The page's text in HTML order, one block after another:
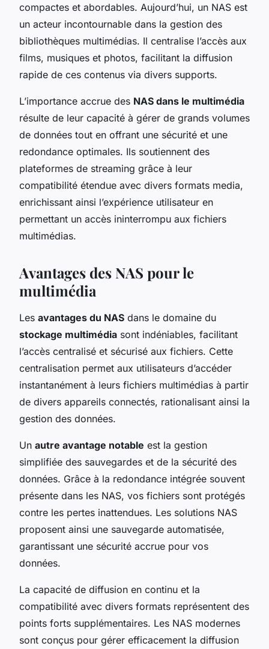
compactes et abordables. Aujourd’hui, un NAS est
un acteur incontournable dans la gestion des
bibliothèques multimédias. Il centralise l’accès aux
films, musiques et photos, facilitant la diffusion
rapide de ces contenus via divers supports.
L’importance accrue des NAS dans le multimédia
résulte de leur capacité à gérer de grands volumes
de données tout en offrant une sécurité et une
redondance optimales. Ils soutiennent des
plateformes de streaming grâce à leur
compatibilité étendue avec divers formats media,
enrichissant ainsi l’expérience utilisateur en
permettant un accès ininterrompu aux fichiers
multimédias.
Avantages des NAS pour le
multimédia
Les avantages du NAS dans le domaine du
stockage multimédia sont indéniables, facilitant
l’accès centralisé et sécurisé aux fichiers. Cette
centralisation permet aux utilisateurs d’accéder
instantanément à leurs fichiers multimédias à partir
de divers appareils connectés, rationalisant ainsi la
gestion des données.
Un autre avantage notable est la gestion
simplifiée des sauvegardes et de la sécurité des
données. Grâce à la redondance intégrée souvent
présente dans les NAS, vos fichiers sont protégés
contre les pertes inattendues. Les solutions NAS
proposent ainsi une sauvegarde automatisée,
garantissant une sécurité accrue pour vos
données.
La capacité de diffusion en continu et la
compatibilité avec divers formats représentent des
points forts supplémentaires. Les NAS modernes
sont conçus pour gérer efficacement la diffusion